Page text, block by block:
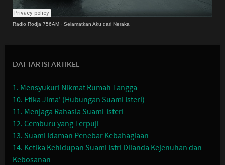
Radio Rodja 756AM · Selamatkan Aku dari Neraka
DAFTAR ISI ARTIKEL
1. Mensyukuri Nikmat Rumah Tangga
10. Etika Jima' (Hubungan Suami Isteri)
11. Menjaga Rahasia Suami-Isteri
12. Cemburu yang Terpuji
13. Suami Idaman Penebar Kebahagiaan
14. Ketika Kehidupan Suami Istri Dilanda Kejenuhan dan
Kebosanan